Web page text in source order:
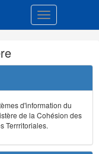
Toggle
d'information du
de la Cohésion des
Terrritoriales.